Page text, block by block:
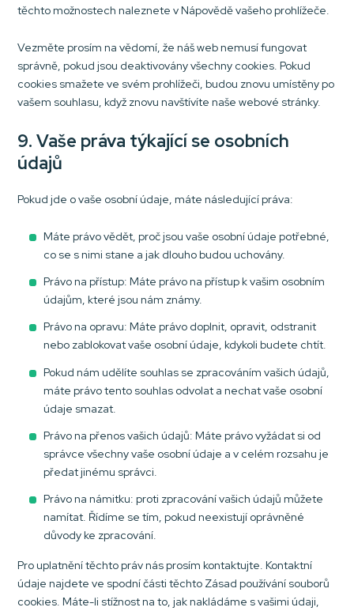
těchto možnostech naleznete v Nápovědě vašeho prohlížeče.
Vezměte prosím na vědomí, že náš web nemusí fungovat
správně, pokud jsou deaktivovány všechny cookies. Pokud
cookies smažete ve svém prohlížeči, budou znovu umístěny po
vašem souhlasu, když znovu navštívíte naše webové stránky.
9. Vaše práva týkající se osobních
údajů
Pokud jde o vaše osobní údaje, máte následující práva:
Máte právo vědět, proč jsou vaše osobní údaje potřebné,
co se s nimi stane a jak dlouho budou uchovány.
Právo na přístup: Máte právo na přístup k vašim osobním
údajům, které jsou nám známy.
Právo na opravu: Máte právo doplnit, opravit, odstranit
nebo zablokovat vaše osobní údaje, kdykoli budete chtít.
Pokud nám udělíte souhlas se zpracováním vašich údajů,
máte právo tento souhlas odvolat a nechat vaše osobní
údaje smazat.
Právo na přenos vašich údajů: Máte právo vyžádat si od
správce všechny vaše osobní údaje a v celém rozsahu je
předat jinému správci.
Právo na námitku: proti zpracování vašich údajů můžete
namítat. Řídíme se tím, pokud neexistují oprávněné
důvody ke zpracování.
Pro uplatnění těchto práv nás prosím kontaktujte. Kontaktní
údaje najdete ve spodní části těchto Zásad používání souborů
cookies. Máte-li stížnost na to, jak nakládáme s vašimi údaji,